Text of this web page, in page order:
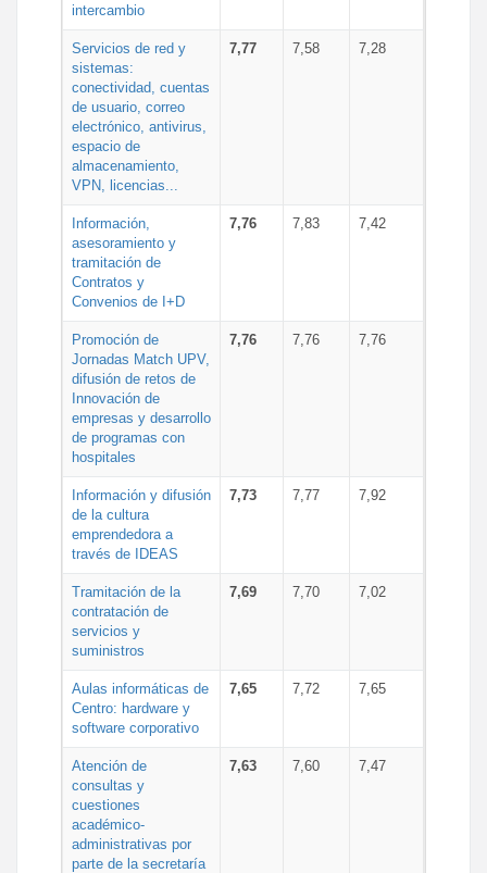
intercambio
Servicios de red y
sistemas:
conectividad, cuentas
de usuario, correo
electrónico, antivirus,
espacio de
almacenamiento,
VPN, licencias...
7,77 7,58 7,28
Información,
asesoramiento y
tramitación de
Contratos y
Convenios de I+D
7,76 7,83 7,42
Promoción de
Jornadas Match UPV,
difusión de retos de
Innovación de
empresas y desarrollo
de programas con
hospitales
7,76 7,76 7,76
Información y difusión
de la cultura
emprendedora a
través de IDEAS
7,73 7,77 7,92
Tramitación de la
contratación de
servicios y
suministros
7,69 7,70 7,02
Aulas informáticas de
Centro: hardware y
software corporativo
7,65 7,72 7,65
Atención de
consultas y
cuestiones
académico-
administrativas por
parte de la secretaría
7,63 7,60 7,47